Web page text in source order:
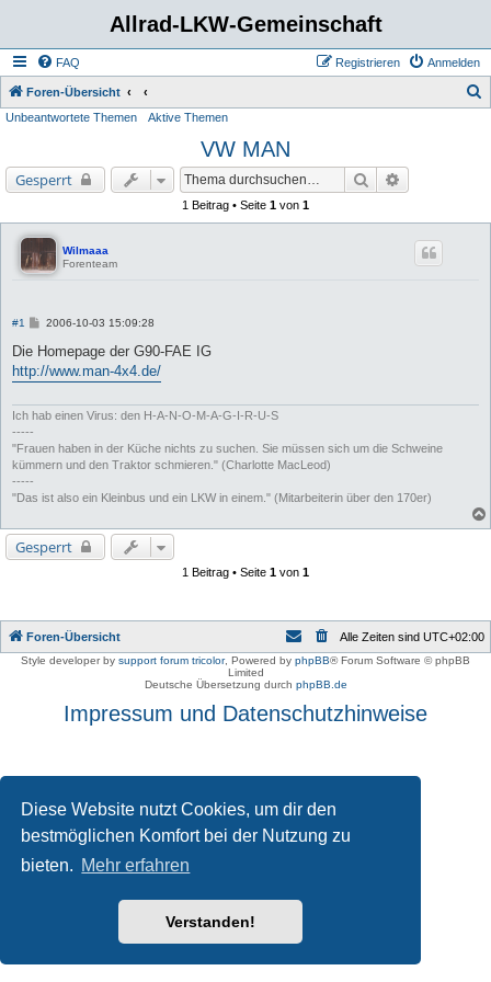
Diese Website nutzt Cookies, um dir den
bestmöglichen Komfort bei der Nutzung zu
bieten. Mehr erfahren
Verstanden!
Allrad-LKW-Gemeinschaft
FAQ Anmelden
Registrieren
Foren-Übersicht
Unbeantwortete Themen Aktive Themen
VW MAN
Gesperrt Suche
1 Beitrag • Seite 1 von 1
Wilmaaa
Forenteam
#1
B
i
r
2006-10-03 15:09:28
Die Homepage der G90-FAE IG
http://www.man-4x4.de/
Ich hab einen Virus: den H-A-N-O-M-A-G-I-R-U-S
-----
"Frauen haben in der Küche nichts zu suchen. Sie müssen sich um die Schweine
kümmern und den Traktor schmieren." (Charlotte MacLeod)
-----
"Das ist also ein Kleinbus und ein LKW in einem." (Mitarbeiterin über den 170er)
Gesperrt
1 Beitrag • Seite 1 von 1
Foren-Übersicht Alle Zeiten sind UTC+02:00
Style developer by support forum tricolor, Powered by phpBB® Forum Software © phpBB
Limited
Deutsche Übersetzung durch phpBB.de
Impressum und Datenschutzhinweise